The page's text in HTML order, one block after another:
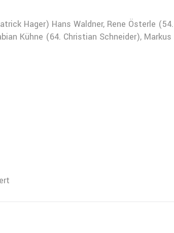
Hager) Hans Waldner, Rene Österle
Kühne (64. Christian Schneider),